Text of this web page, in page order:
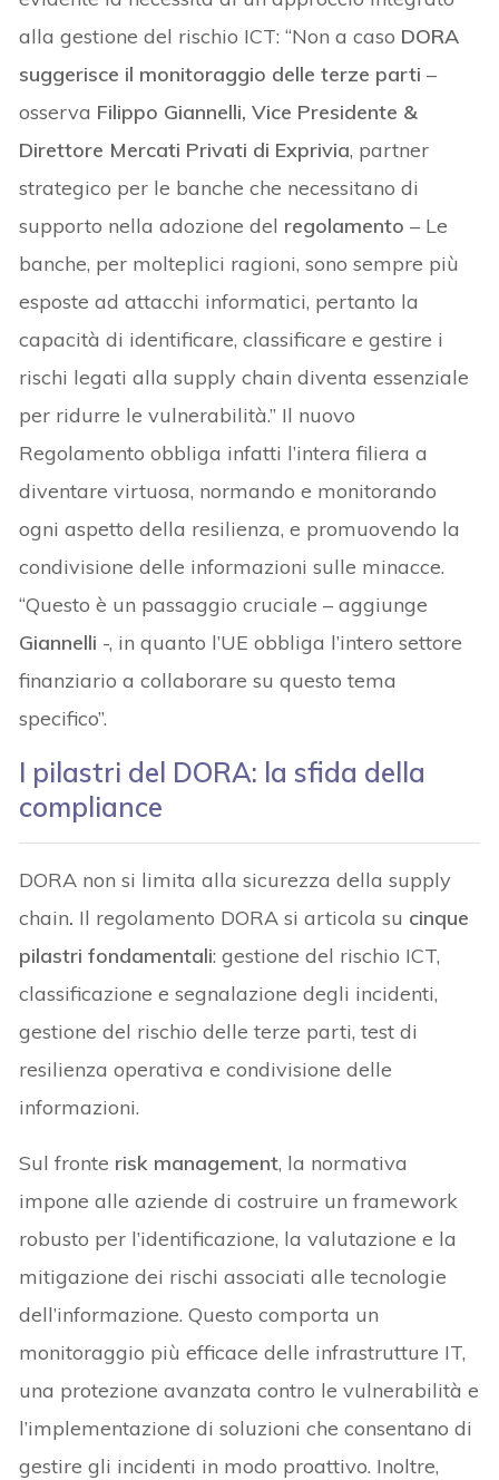
alla gestione del rischio ICT: “Non a caso DORA
suggerisce il monitoraggio delle terze parti –
osserva Filippo Giannelli, Vice Presidente &
Direttore Mercati Privati di Exprivia, partner
strategico per le banche che necessitano di
supporto nella adozione del regolamento – Le
banche, per molteplici ragioni, sono sempre più
esposte ad attacchi informatici, pertanto la
capacità di identificare, classificare e gestire i
rischi legati alla supply chain diventa essenziale
per ridurre le vulnerabilità.” Il nuovo
Regolamento obbliga infatti l’intera filiera a
diventare virtuosa, normando e monitorando
ogni aspetto della resilienza, e promuovendo la
condivisione delle informazioni sulle minacce.
“Questo è un passaggio cruciale – aggiunge
Giannelli -, in quanto l’UE obbliga l’intero settore
finanziario a collaborare su questo tema
specifico”.
I pilastri del DORA: la sfida della
compliance
DORA non si limita alla sicurezza della supply
chain. Il regolamento DORA si articola su cinque
pilastri fondamentali: gestione del rischio ICT,
classificazione e segnalazione degli incidenti,
gestione del rischio delle terze parti, test di
resilienza operativa e condivisione delle
informazioni.
Sul fronte risk management, la normativa
impone alle aziende di costruire un framework
robusto per l’identificazione, la valutazione e la
mitigazione dei rischi associati alle tecnologie
dell’informazione. Questo comporta un
monitoraggio più efficace delle infrastrutture IT,
una protezione avanzata contro le vulnerabilità e
l’implementazione di soluzioni che consentano di
gestire gli incidenti in modo proattivo. Inoltre,